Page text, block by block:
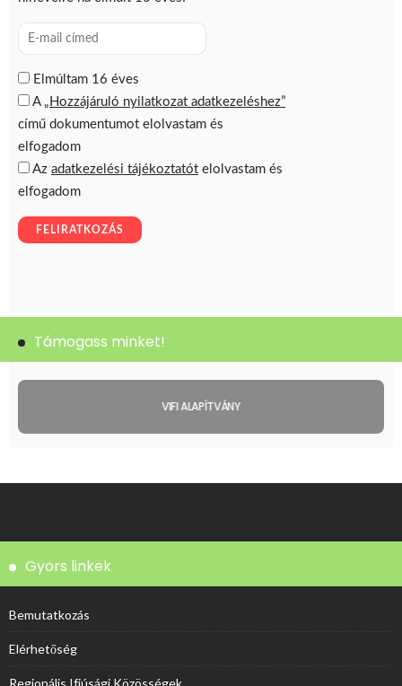
Támogass minket!
VIFI ALAPÍTVÁNY
Gyors linkek
Bemutatkozás
Elérhetőség
Regionális Ifjúsági Közösségek